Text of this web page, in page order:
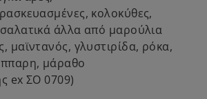
κολοκύθες,
άλλα από μαρούλια
μαϊντανός, γλυστιρίδα, ρόκα,
μάραθο
ex ΣΟ 0709)